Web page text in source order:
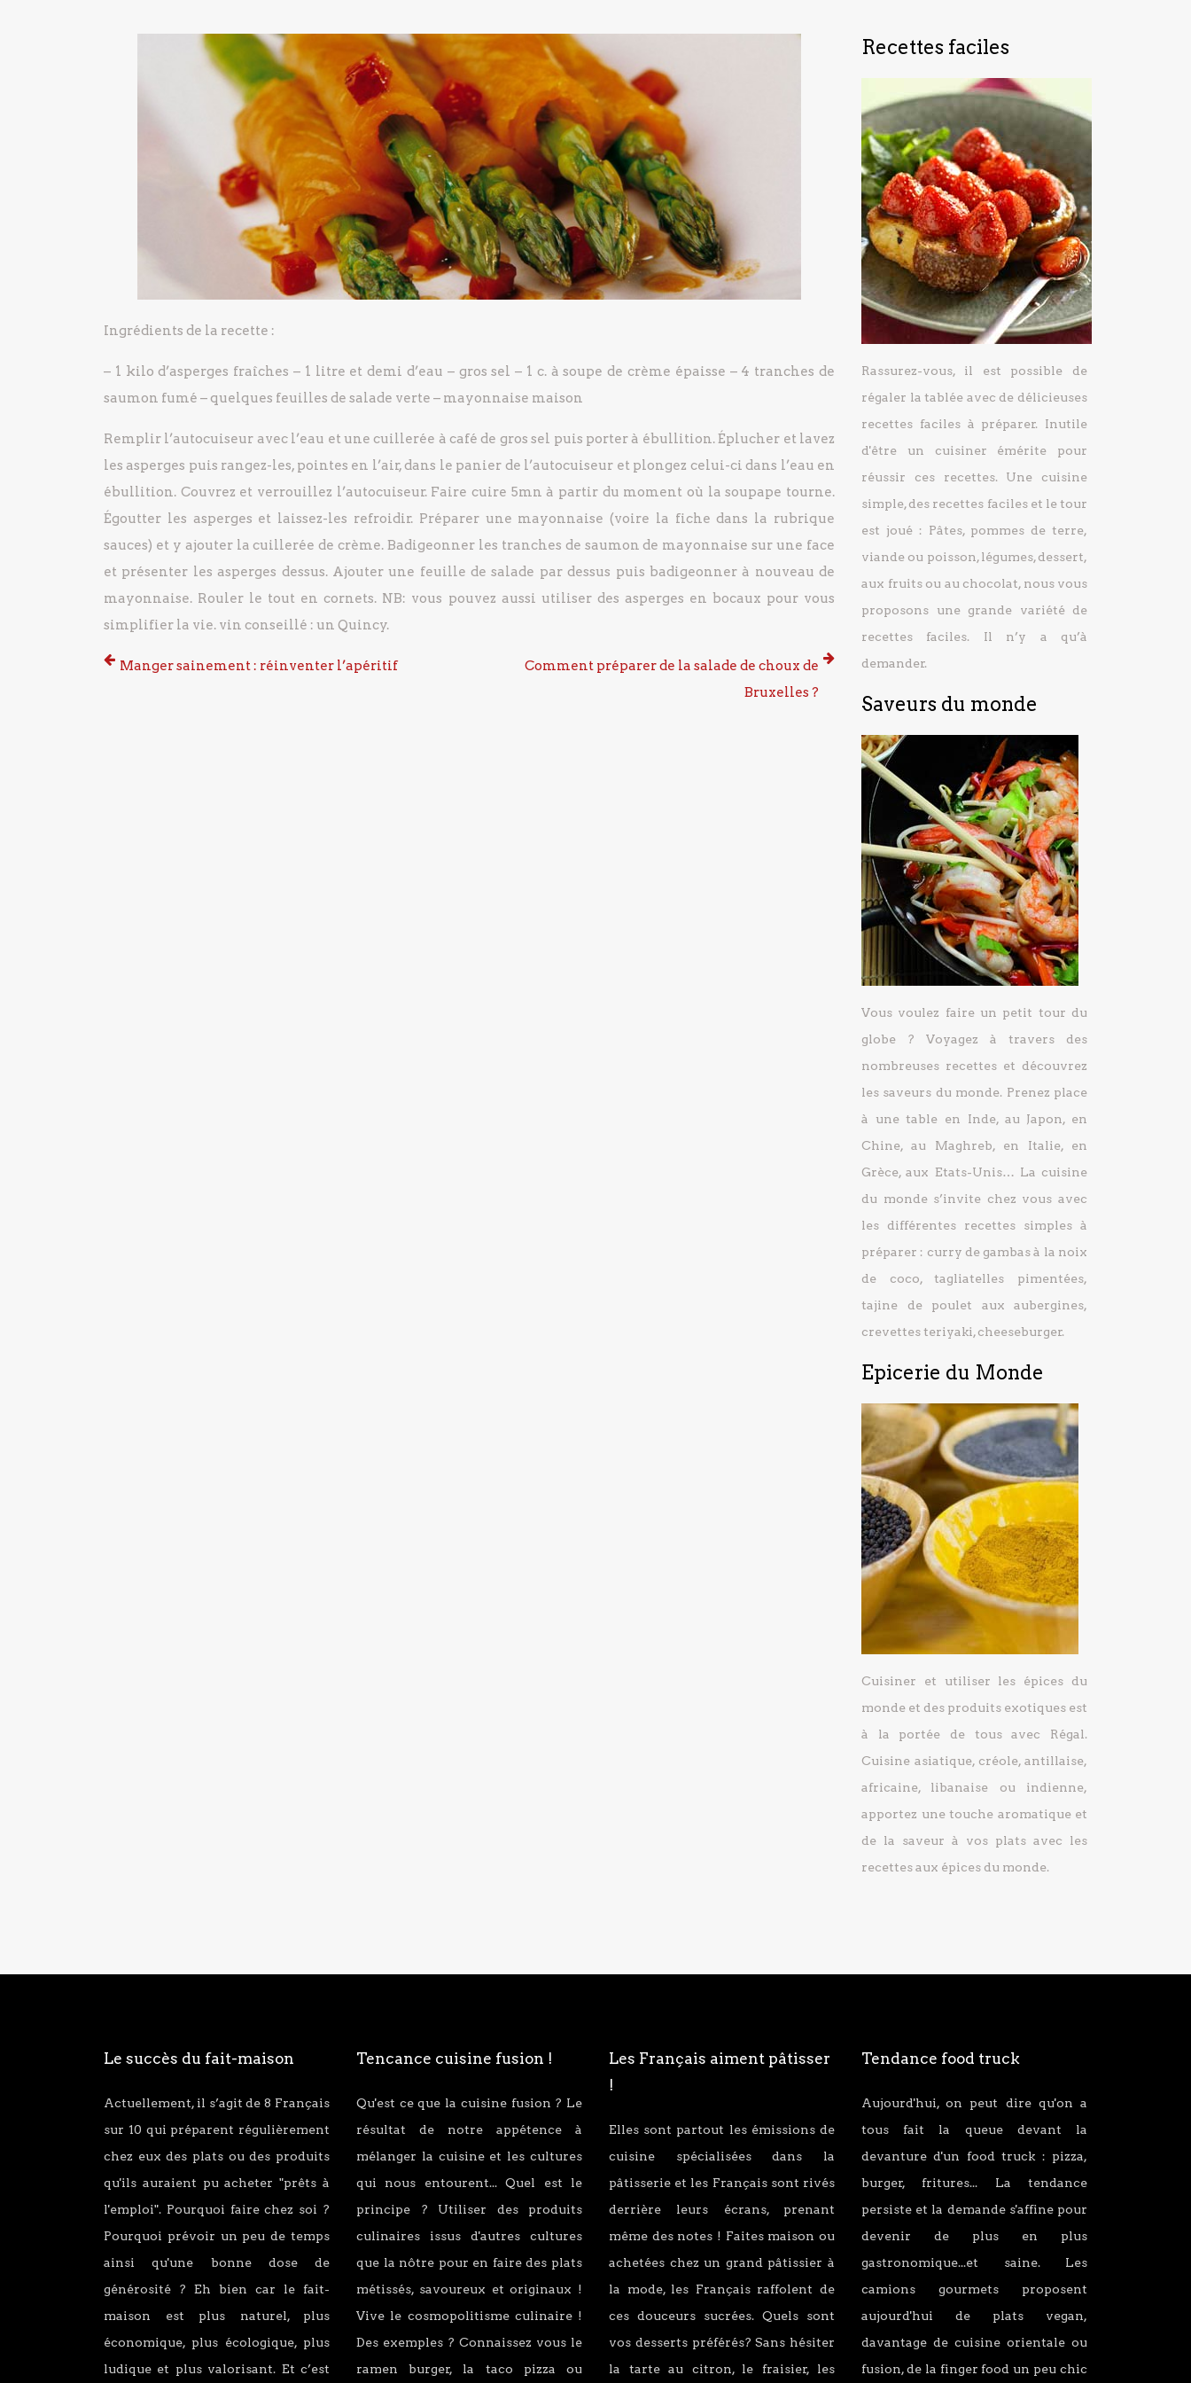
Ingrédients de la recette :
– 1 kilo d’asperges fraîches – 1 litre et demi d’eau – gros sel – 1 c. à soupe de crème épaisse – 4 tranches de
saumon fumé – quelques feuilles de salade verte – mayonnaise maison
Remplir l’autocuiseur avec l’eau et une cuillerée à café de gros sel puis porter à ébullition.Éplucher et lavez
les asperges puis rangez-les, pointes en l’air, dans le panier de l’autocuiseur et plongez celui-ci dans l’eau en
ébullition. Couvrez et verrouillez l’autocuiseur.Faire cuire 5mn à partir du moment où la soupape tourne.
Égoutter les asperges et laissez-les refroidir.Préparer une mayonnaise (voire la fiche dans la rubrique
sauces) et y ajouter la cuillerée de crème. Badigeonner les tranches de saumon de mayonnaise sur une face
et présenter les asperges dessus.Ajouter une feuille de salade par dessus puis badigeonner à nouveau de
mayonnaise. Rouler le tout en cornets. NB: vous pouvez aussi utiliser des asperges en bocaux pour vous
simplifier la vie. vin conseillé : un Quincy.
Manger sainement : réinventer l’apéritif
Comment préparer de la salade de choux de
Bruxelles ?
Recettes faciles
Rassurez-vous, il est possible de
régaler la tablée avec de délicieuses
recettes faciles à préparer. Inutile
d'être un cuisiner émérite pour
réussir ces recettes. Une cuisine
simple, des recettes faciles et le tour
est joué : Pâtes, pommes de terre,
viande ou poisson, légumes, dessert,
aux fruits ou au chocolat, nous vous
proposons une grande variété de
recettes faciles. Il n’y a qu’à
demander.
Saveurs du monde
Vous voulez faire un petit tour du
globe ? Voyagez à travers des
nombreuses recettes et découvrez
les saveurs du monde. Prenez place
à une table en Inde, au Japon, en
Chine, au Maghreb, en Italie, en
Grèce, aux Etats-Unis… La cuisine
du monde s’invite chez vous avec
les différentes recettes simples à
préparer : curry de gambas à la noix
de coco, tagliatelles pimentées,
tajine de poulet aux aubergines,
crevettes teriyaki, cheeseburger.
Epicerie du Monde
Cuisiner et utiliser les épices du
monde et des produits exotiques est
à la portée de tous avec Régal.
Cuisine asiatique, créole, antillaise,
africaine, libanaise ou indienne,
apportez une touche aromatique et
de la saveur à vos plats avec les
recettes aux épices du monde.
Le succès du fait-maison
Actuellement, il s’agit de 8 Français
sur 10 qui préparent régulièrement
chez eux des plats ou des produits
qu'ils auraient pu acheter "prêts à
l'emploi". Pourquoi faire chez soi ?
Pourquoi prévoir un peu de temps
ainsi qu'une bonne dose de
générosité ? Eh bien car le fait-
maison est plus naturel, plus
économique, plus écologique, plus
ludique et plus valorisant. Et c’est
Tencance cuisine fusion !
Qu'est ce que la cuisine fusion ? Le
résultat de notre appétence à
mélanger la cuisine et les cultures
qui nous entourent... Quel est le
principe ? Utiliser des produits
culinaires issus d'autres cultures
que la nôtre pour en faire des plats
métissés, savoureux et originaux !
Vive le cosmopolitisme culinaire !
Des exemples ? Connaissez vous le
ramen burger, la taco pizza ou
Les Français aiment pâtisser
!
Elles sont partout les émissions de
cuisine spécialisées dans la
pâtisserie et les Français sont rivés
derrière leurs écrans, prenant
même des notes ! Faites maison ou
achetées chez un grand pâtissier à
la mode, les Français raffolent de
ces douceurs sucrées. Quels sont
vos desserts préférés? Sans hésiter
la tarte au citron, le fraisier, les
Tendance food truck
Aujourd'hui, on peut dire qu'on a
tous fait la queue devant la
devanture d'un food truck : pizza,
burger, fritures... La tendance
persiste et la demande s'affine pour
devenir de plus en plus
gastronomique...et saine. Les
camions gourmets proposent
aujourd'hui de plats vegan,
davantage de cuisine orientale ou
fusion, de la finger food un peu chic